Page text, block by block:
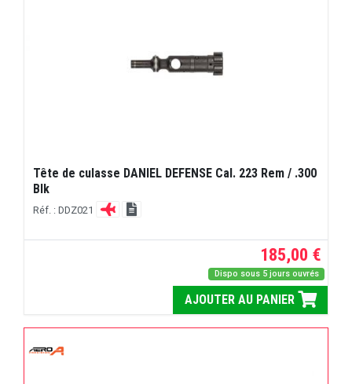
Tête de culasse DANIEL DEFENSE Cal. 223 Rem / .300
Blk
Réf. : DDZ021
185,00 €
Dispo sous 5 jours ouvrés
AJOUTER AU PANIER